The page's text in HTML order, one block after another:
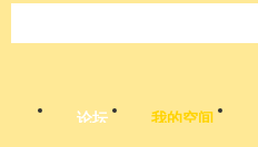
论坛 我的空间